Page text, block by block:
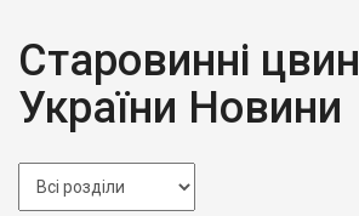
Старовинні
України Новини